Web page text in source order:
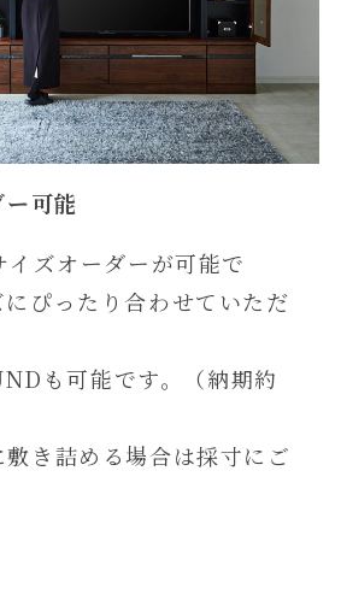
可能
ズオーダーが可能で
ぴったり合わせていただ
も可能です。（納期約
き詰める場合は採寸にご